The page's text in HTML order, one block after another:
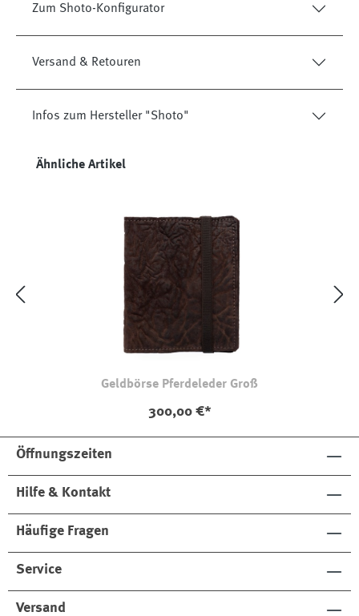
Zum Shoto-Konfigurator
Versand & Retouren
Infos zum Hersteller "Shoto"
Produktgalerie überspringen
Ähnliche Artikel
Geldbörse Pferdeleder Groß
300,00 €*
Öffnungszeiten
Hilfe & Kontakt
Häufige Fragen
Service
Versand